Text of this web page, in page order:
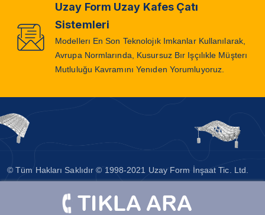
Uzay Form Uzay Kafes Çatı
Sistemleri
Modellerı En Son Teknolojık Imkanlar Kullanılarak,
Avrupa Normlarında, Kusursuz Bır Işçılıkle Müşterı
Mutluluğu Kavramını Yenıden Yorumluyoruz.
© Tüm Hakları Saklıdır © 1998-2021 Uzay Form İnşaat Tic. Ltd.
Şti - Ankara
Tasarım